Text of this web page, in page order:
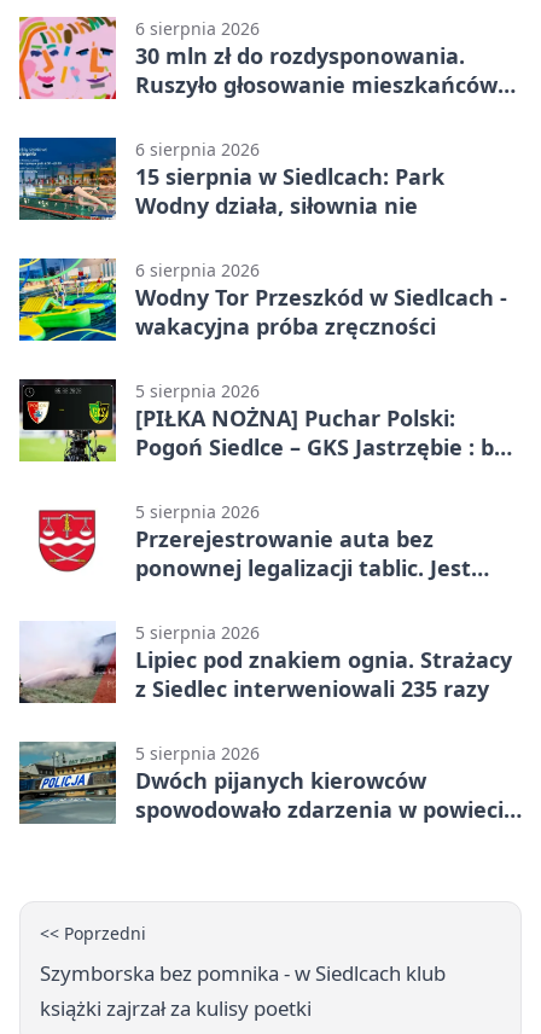
6 sierpnia 2026
30 mln zł do rozdysponowania.
Ruszyło głosowanie mieszkańców
6 sierpnia 2026
15 sierpnia w Siedlcach: Park
Wodny działa, siłownia nie
6 sierpnia 2026
Wodny Tor Przeszkód w Siedlcach -
wakacyjna próba zręczności
5 sierpnia 2026
[PIŁKA NOŻNA] Puchar Polski:
Pogoń Siedlce – GKS Jastrzębie : bez
5 sierpnia 2026
Przerejestrowanie auta bez
ponownej legalizacji tablic. Jest
5 sierpnia 2026
Lipiec pod znakiem ognia. Strażacy
z Siedlec interweniowali 235 razy
5 sierpnia 2026
Dwóch pijanych kierowców
spowodowało zdarzenia w powiecie
<< Poprzedni
Szymborska bez pomnika - w Siedlcach klub
książki zajrzał za kulisy poetki